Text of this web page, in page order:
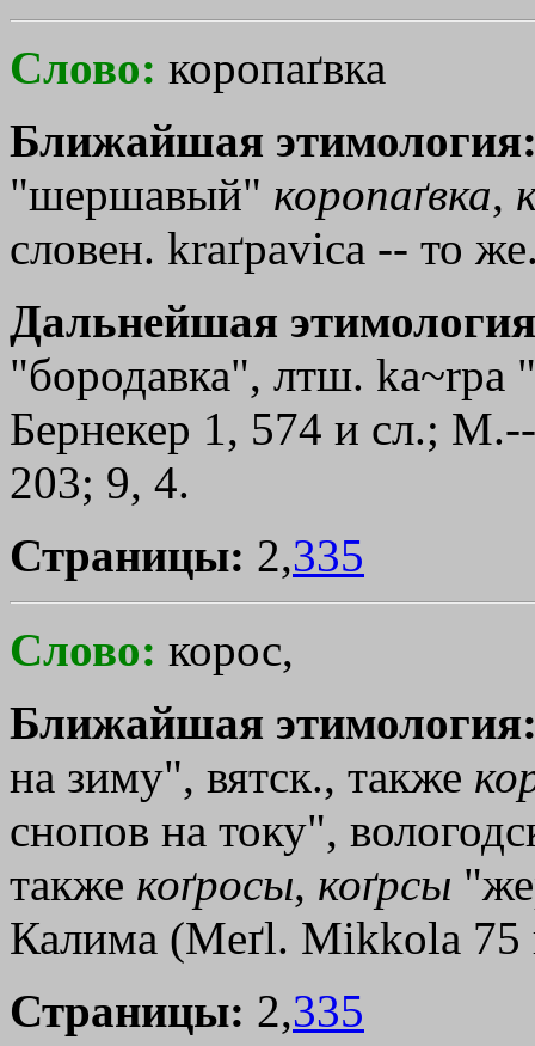
Слово: коропаґвка
Ближайшая
"шершавый" коропаґвка,
словен. kraґpavica -- то
Дальнейшая
"бородавка", лтш. ka~rpa
Бернекер 1, 574 и сл.;
203; 9, 4.
Страницы: 2,335
Слово: корос,
Ближайшая
на зиму", вятск., также
снопов на току",
также коґросы, коґрсы
Калима (Мeґl. Мikkola 75
Страницы: 2,335